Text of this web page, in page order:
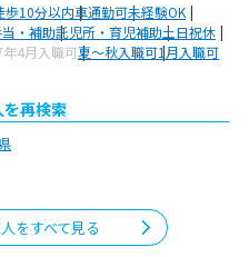
歩10分以内車通勤可未経験OK
・補助託児所・育児補助土日祝休
4月入職可夏～秋入職可1月入職可
再検索
をすべて見る